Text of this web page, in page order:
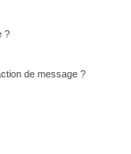
?
de message ?